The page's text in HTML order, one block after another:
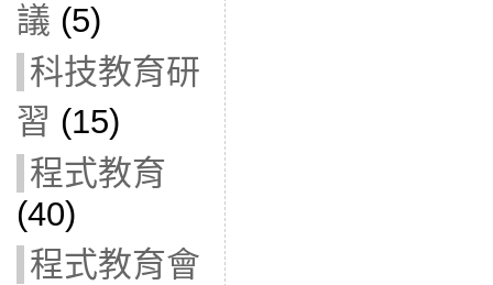
議 (5)
科技教育研
習 (15)
程式教育
(40)
程式教育會